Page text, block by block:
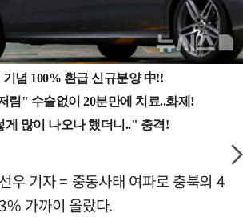
우 기자 = 중동사태 여파로 충북의 4
가까이 올랐다.